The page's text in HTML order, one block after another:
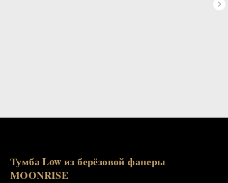
Тумба Low из берёзовой фанеры
MOONRISE